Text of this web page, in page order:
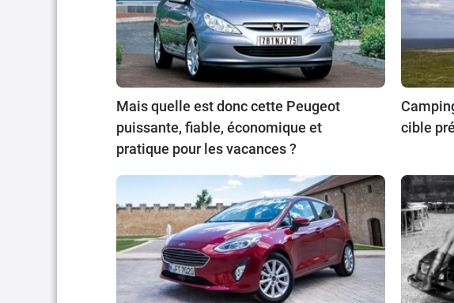
Mais quelle est donc cette Peugeot
puissante, fiable, économique et
pratique pour les vacances ?
cible